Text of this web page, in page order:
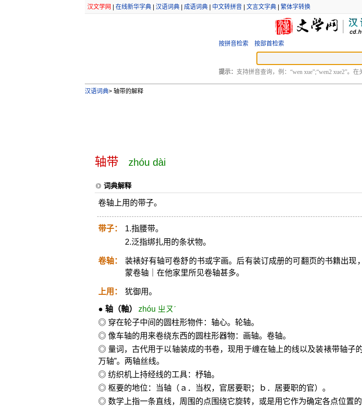
汉文学网 在线新华字典| 汉语词典| 成语词典| 中文转拼音| 文言文字典| 繁体字转换
按拼音检索 按部首检索
提示： 支持拼音查询，例：“wen xue”;“wen2 xue2”。
汉语词典>轴带的解释
轴带 zhóu dài
词典解释
卷轴上用的带子。
带子：
1.指腰带。
2.泛指绑扎用的条状物。
卷轴：
装裱好有轴可卷舒的书或字画。后有装订成册的可翻页的书籍出现
蒙卷轴｜在他家里所见卷轴甚多。
上用： 犹御用。
● 轴（軸）
zhóu ㄓㄡˊ
◎ 穿在轮子中间的圆柱形物件：轴心。轮轴。
◎ 像车轴的用来卷绕东西的圆柱形器物：画轴。卷轴。
◎ 量词，古代用于以轴装成的书卷，现用于缠在轴上的线以及装裱带轴子
万轴”。两轴丝线。
◎ 纺织机上持经线的工具：杼轴。
◎ 枢要的地位：当轴（ａ．当权，官居要职；ｂ．居要职的官）。
◎ 数学上指一条直线，周围的点围绕它旋转，或是用它作为确定各点位置的